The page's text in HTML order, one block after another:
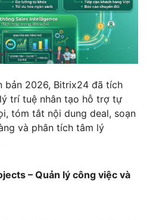
bản 2026, Bitrix24 đã tích
trí tuệ nhân tạo hỗ trợ tự
tóm tắt nội dung deal, soạn
và phân tích tâm lý
– Quản lý công việc và